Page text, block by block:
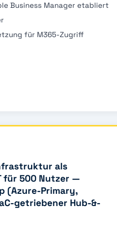
Business Manager etabliert
für M365-Zugriff
als
für 500 Nutzer —
(Azure-Primary,
getriebener Hub-&-